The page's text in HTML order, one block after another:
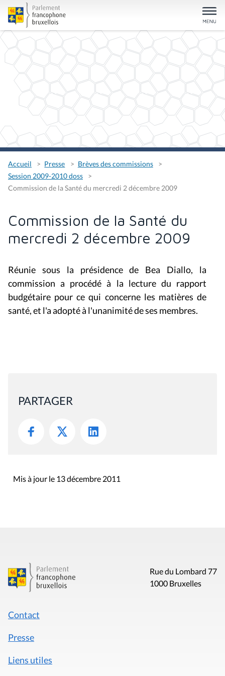
Accueil Presse
Brèves des commissions
Session 2009-2010 doss
Commission de la Santé du mercredi 2 décembre 2009
Commission de la Santé du
mercredi 2 décembre 2009
Réunie sous la présidence de Bea Diallo, la
commission a procédé à la lecture du rapport
budgétaire pour ce qui concerne les matières de
santé, et l'a adopté à l'unanimité de ses membres.
PARTAGER
Mis à jour le 13 décembre 2011
Rue du Lombard 77
1000 Bruxelles
Contact
Presse
Liens utiles